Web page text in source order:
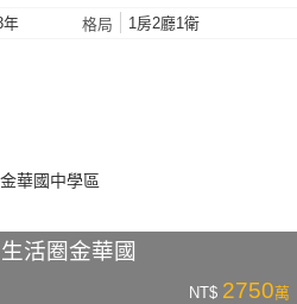
年 格局 1房2廳1衛
活圈金華國
NT$ 2750萬